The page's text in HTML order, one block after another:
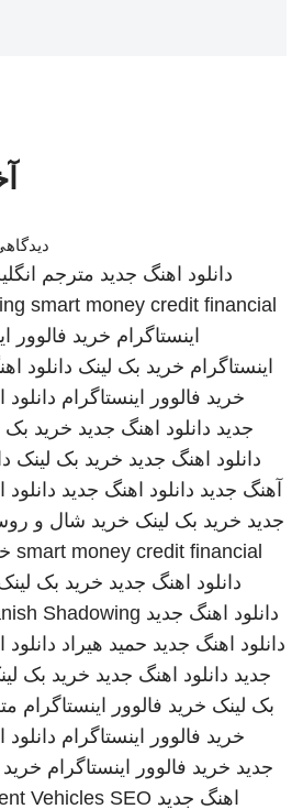
دانلود اهنگ جدید مترجم
smart money credit financial
اینستاگرام خرید فالوور
اینستاگرام خرید بک لینک دانلود
خرید فالوور اینستاگرام
جدید دانلود اهنگ جدید خرید بک
دانلود اهنگ جدید خرید بک لینک
آهنگ جدید دانلود اهنگ جدید
جدید خرید بک لینک خرید شال و
smart money credit financial
دانلود اهنگ جدید خرید بک
دانلود اهنگ جدید Shadowing
دانلود اهنگ جدید حمید هیراد
جدید دانلود اهنگ جدید خرید بک
بک لینک خرید فالوور اینستاگرام
خرید فالوور اینستاگرام
جدید خرید فالوور اینستاگرام
اهنگ جدید
Vehicles SEO